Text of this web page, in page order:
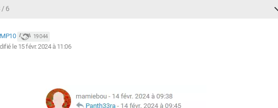
/ 6
19 044
le 15 févr. 2024 à 11:06